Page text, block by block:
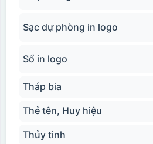
Sạc dự phòng in logo
Sổ in logo
Tháp bia
Thẻ tên, Huy hiệu
Thủy tinh